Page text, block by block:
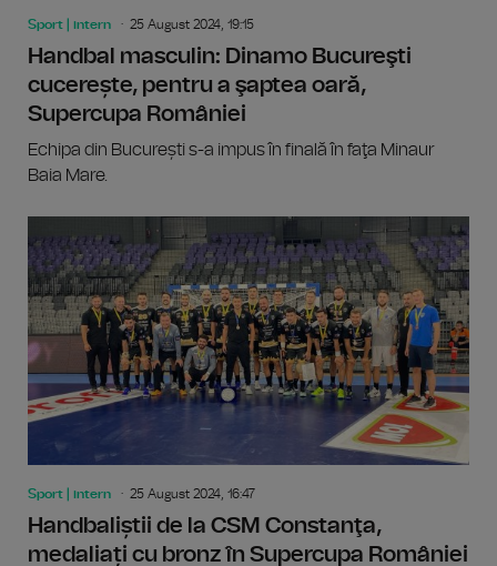
Sport | intern 25 August 2024, 19:15
Handbal masculin: Dinamo Bucureşti
cucerește, pentru a şaptea oară,
Supercupa României
Echipa din București s-a impus în finală în faţa Minaur
Baia Mare.
Sport | intern 25 August 2024, 16:47
Handbaliștii de la CSM Constanţa,
medaliați cu bronz în Supercupa României